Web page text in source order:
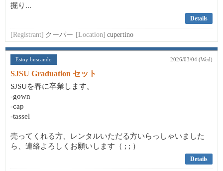
掘り...
Details
[Registrant] クーパー [Location] cupertino
Estoy buscando 2026/03/04 (Wed)
SJSU Graduation セット
SJSUを春に卒業します。
-gown
-cap
-tassel
売ってくれる方、レンタルいただる方いらっしゃいました
ら、連絡よろしくお願いします（ ; ; ）
Details